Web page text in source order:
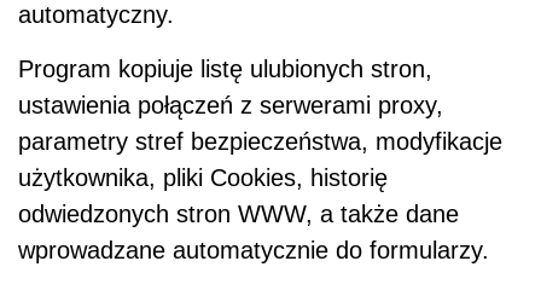
automatyczny.
Program kopiuje listę ulubionych stron,
ustawienia połączeń z serwerami proxy,
parametry stref bezpieczeństwa, modyfikacje
użytkownika, pliki Cookies, historię
odwiedzonych stron WWW, a także dane
wprowadzane automatycznie do formularzy.